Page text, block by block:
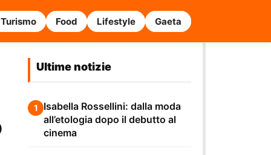
Turismo Food Lifestyle Gaeta
Ultime notizie
1
Isabella Rossellini: dalla moda
all’etologia dopo il debutto al
cinema